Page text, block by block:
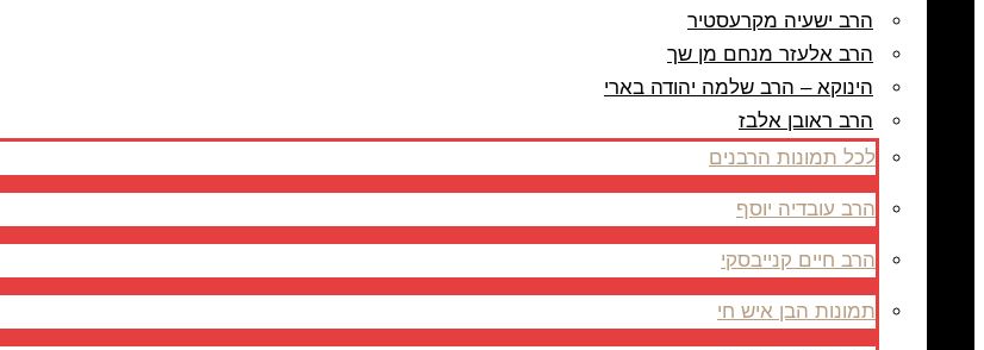
הרב ישעיה מקרעסטיר
הרב אלעזר מנחם מן שך
הינוקא – הרב שלמה יהודה בארי
הרב ראובן אלבז
לכל תמונות הרבנים
הרב עובדיה יוסף
הרב חיים קנייבסקי
תמונות הבן איש חי